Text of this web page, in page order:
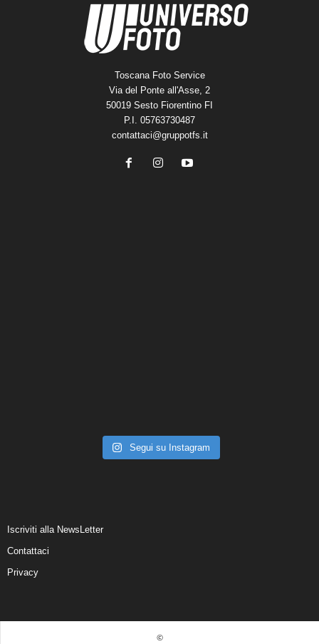
Toscana Foto Service
Via del Ponte all'Asse, 2
50019 Sesto Fiorentino FI
P.I. 05763730487
contattaci@gruppotfs.it
Segui su Instagram
Iscriviti alla NewsLetter
Contattaci
Privacy
©